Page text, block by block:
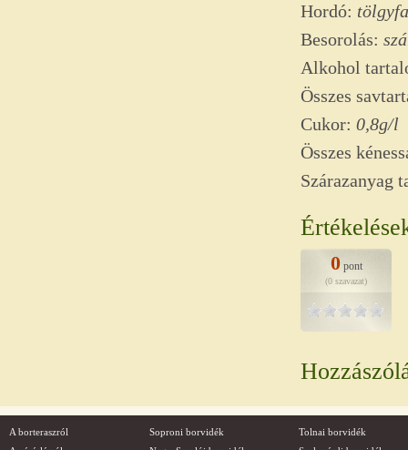
Hordó:
Besorolás:
Alkohol
Összes
Cukor: 0,8g/l
Összes
Szárazanyag
0pont
(0 szavazat)
A borteraszról
Soproni borvidék
Tolnai borvidék